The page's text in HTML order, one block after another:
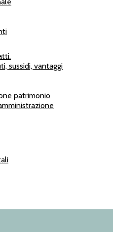
sussidi, vantaggi
patrimonio